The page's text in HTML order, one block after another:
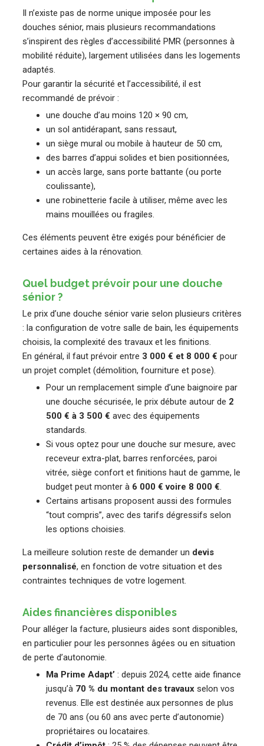
Il n’existe pas de norme unique imposée pour les
douches sénior, mais plusieurs recommandations
s’inspirent des règles d’accessibilité PMR (personnes à
mobilité réduite), largement utilisées dans les logements
adaptés.
Pour garantir la sécurité et l’accessibilité, il est
recommandé de prévoir :
une douche d’au moins 120 × 90 cm,
un sol antidérapant, sans ressaut,
un siège mural ou mobile à hauteur de 50 cm,
des barres d’appui solides et bien positionnées,
un accès large, sans porte battante (ou porte
coulissante),
une robinetterie facile à utiliser, même avec les
mains mouillées ou fragiles.
Ces éléments peuvent être exigés pour bénéficier de
certaines aides à la rénovation.
Quel budget prévoir pour une douche
sénior ?
Le prix d’une douche sénior varie selon plusieurs critères
: la configuration de votre salle de bain, les équipements
choisis, la complexité des travaux et les finitions.
En général, il faut prévoir entre 3 000 € et 8 000 € pour
un projet complet (démolition, fourniture et pose).
Pour un remplacement simple d’une baignoire par
une douche sécurisée, le prix débute autour de 2
500 € à 3 500 € avec des équipements
standards.
Si vous optez pour une douche sur mesure, avec
receveur extra-plat, barres renforcées, paroi
vitrée, siège confort et finitions haut de gamme, le
budget peut monter à 6 000 € voire 8 000 €.
Certains artisans proposent aussi des formules
“tout compris”, avec des tarifs dégressifs selon
les options choisies.
La meilleure solution reste de demander un devis
personnalisé, en fonction de votre situation et des
contraintes techniques de votre logement.
Aides financières disponibles
Pour alléger la facture, plusieurs aides sont disponibles,
en particulier pour les personnes âgées ou en situation
de perte d’autonomie.
Ma Prime Adapt’ : depuis 2024, cette aide finance
jusqu’à 70 % du montant des travaux selon vos
revenus. Elle est destinée aux personnes de plus
de 70 ans (ou 60 ans avec perte d’autonomie)
propriétaires ou locataires.